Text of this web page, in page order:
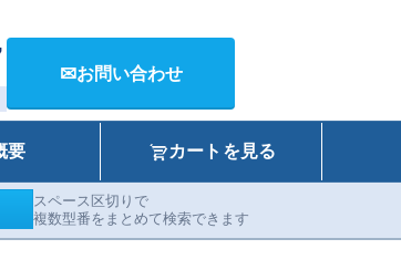
✉お問い合わせ
要 カートを見る
スペース区切りで
複数型番をまとめて検索できます